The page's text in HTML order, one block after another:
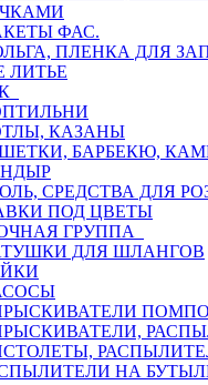
ФАС.
ПЛЕНКА ДЛЯ
ЛИТЬЕ
КАЗАНЫ
БАРБЕКЮ,
СРЕДСТВА ДЛЯ
ПОД ЦВЕТЫ
ГРУППА
ДЛЯ ШЛАНГОВ
НА